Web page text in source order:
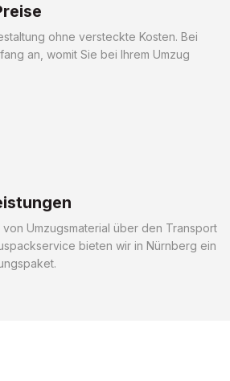
ohne versteckte Kosten. Bei
an, womit Sie bei Ihrem Umzug
Umzugsmaterial über den Transport
bieten wir in Nürnberg ein